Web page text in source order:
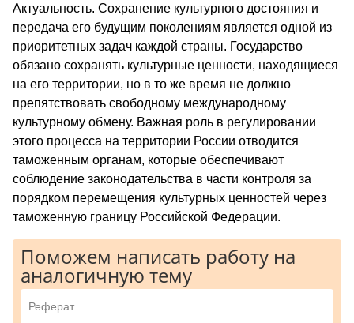
Актуальность. Сохранение культурного достояния и
передача его будущим поколениям является одной из
приоритетных задач каждой страны. Государство
обязано сохранять культурные ценности, находящиеся
на его территории, но в то же время не должно
препятствовать свободному международному
культурному обмену. Важная роль в регулировании
этого процесса на территории России отводится
таможенным органам, которые обеспечивают
соблюдение законодательства в части контроля за
порядком перемещения культурных ценностей через
таможенную границу Российской Федерации.
Поможем написать работу на
аналогичную тему
Реферат